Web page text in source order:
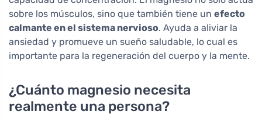
sobre los músculos, sino que también tiene un efecto
calmante en el sistema nervioso. Ayuda a aliviar la
ansiedad y promueve un sueño saludable, lo cual es
importante para la regeneración del cuerpo y la mente.
¿Cuánto magnesio necesita
realmente una persona?